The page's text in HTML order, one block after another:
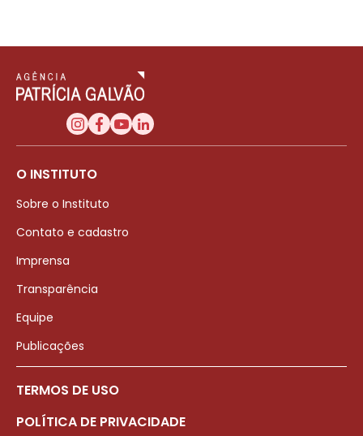
O INSTITUTO
Sobre o Instituto
Contato e cadastro
Imprensa
Transparência
Equipe
Publicações
TERMOS DE USO
POLÍTICA DE PRIVACIDADE